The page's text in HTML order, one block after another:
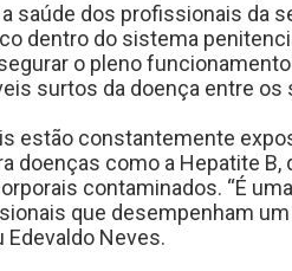
saúde dos profissionais da
dentro do sistema
o pleno
surtos da doença entre os
estão constantemente
doenças como a Hepatite B,
contaminados. “É
que desempenham
Edevaldo Neves.